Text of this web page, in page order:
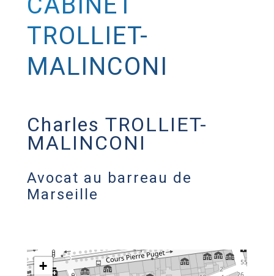
TROLLIET-
MALINCONI
Charles TROLLIET-
MALINCONI
Avocat au barreau de
Marseille
+